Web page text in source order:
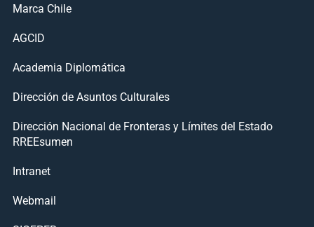
Marca Chile
AGCID
Academia Diplomática
Dirección de Asuntos Culturales
Dirección Nacional de Fronteras y Límites del Estado
RREEsumen
Intranet
Webmail